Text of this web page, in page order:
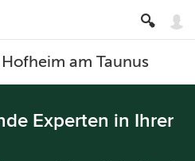
am Taunus
Experten in Ihrer